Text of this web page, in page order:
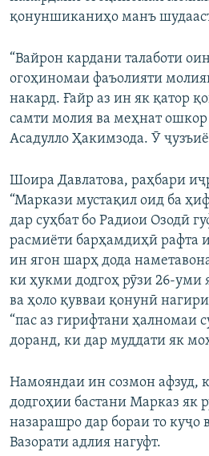
қонуншиканиҳо манъ
“Вайрон кардани талаботи
огоҳиномаи фаъолияти
накард. Ғайр аз ин як қатор
самти молия ва меҳнат
Асадулло Ҳакимзода. Ӯ
Шоира Давлатова, раҳбари
“Маркази мустақил оид ба
дар суҳбат бо Радиои Озодӣ
расмиёти барҳамдиҳӣ рафта
ин ягон шарҳ дода
ки ҳукми додгоҳ рӯзи 26-уми
ва ҳоло қувваи қонунӣ
“пас аз гирифтани ҳалномаи
доранд, ки дар муддати як
Намояндаи ин созмон афзуд,
додгоҳии бастани Марказ як
назарашро дар бораи то куҷо
Вазорати адлия нагуфт.